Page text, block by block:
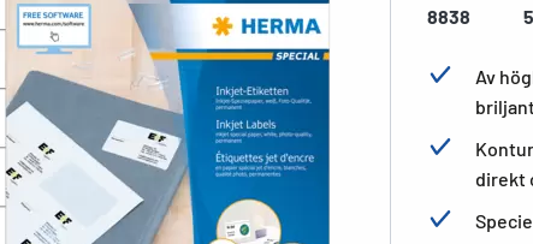
8838
Av
direkt